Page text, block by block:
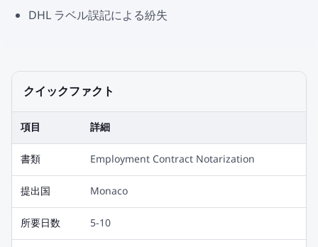
DHL ラベル誤記による紛失
クイックファクト
項目 詳細
書類 Employment Contract Notarization
提出国 Monaco
所要日数 5-10